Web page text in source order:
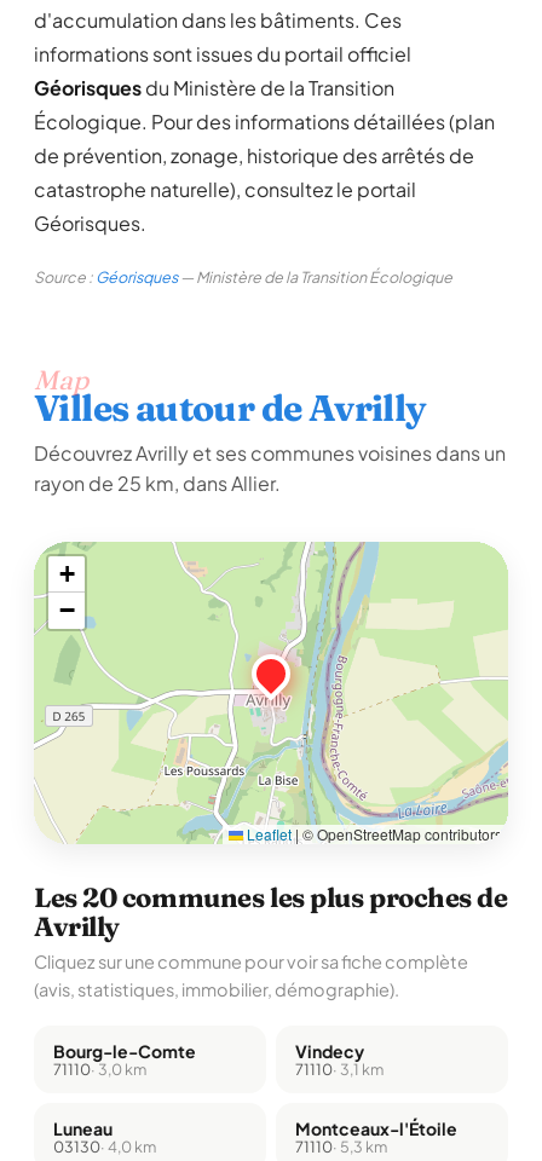
d'accumulation dans les bâtiments. Ces
informations sont issues du portail officiel
Géorisquesdu Ministère de la Transition
Écologique. Pour des informations détaillées (plan
de prévention, zonage, historique des arrêtés de
catastrophe naturelle), consultez le portail
Géorisques.
Source :Géorisques— Ministère de la Transition Écologique
Map
Villes autour de Avrilly
Découvrez Avrilly et ses communes voisines dans un
rayon de 25 km, dans Allier.
+
−
Leaflet | © OpenStreetMap contributors
Les 20 communes les plus proches de
Avrilly
Cliquez sur une commune pour voir sa fiche complète
(avis, statistiques, immobilier, démographie).
Bourg-le-Comte
71110· 3,0 km
Vindecy
71110· 3,1 km
Luneau
03130· 4,0 km
Montceaux-l'Étoile
71110· 5,3 km